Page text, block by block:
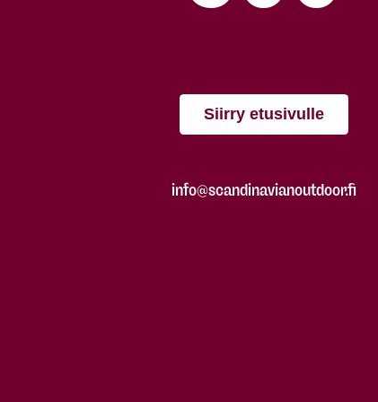
Siirry etusivulle
info@scandinavianoutdoor.fi